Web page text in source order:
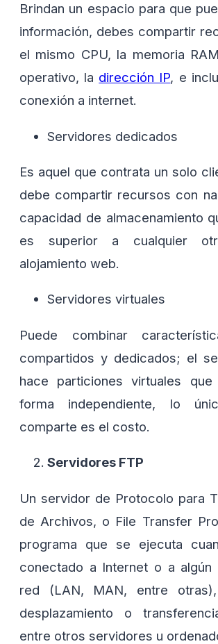
Brindan un espacio para que
información, debes compartir
el mismo CPU, la memoria
operativo, la dirección IP, e
conexión a internet.
Servidores dedicados
Es aquel que contrata un solo
debe compartir recursos con
capacidad de almacenamiento
es superior a cualquier
alojamiento web.
Servidores virtuales
Puede combinar
compartidos y dedicados; el
hace particiones virtuales que
forma independiente, lo
comparte es el costo.
Servidores FTP
Un servidor de Protocolo para
de Archivos, o File Transfer
programa que se ejecuta
conectado a Internet o a
red (LAN, MAN, entre
desplazamiento o
entre otros servidores u